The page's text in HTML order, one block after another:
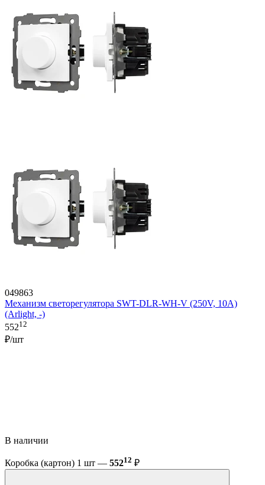
049863
Механизм светорегулятора SWT-DLR-WH-V (250V, 10A)
(Arlight, -)
55212
₽/шт
В наличии
Коробка (картон) 1 шт — 55212 ₽